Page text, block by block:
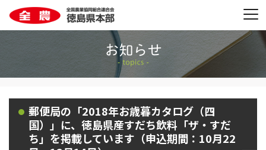
郵便局の「2018年お歳暮カタログ（四
国）」に、徳島県産すだち飲料「ザ・すだ
ち」を掲載しています（申込期間：10月22